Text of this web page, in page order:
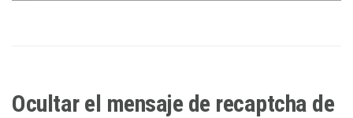
Ocultar el mensaje de recaptcha de